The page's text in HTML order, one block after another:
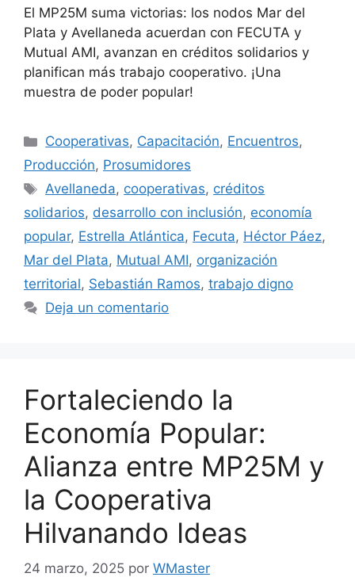
El MP25M suma victorias: los nodos Mar del
Plata y Avellaneda acuerdan con FECUTA y
Mutual AMI, avanzan en créditos solidarios y
planifican más trabajo cooperativo. ¡Una
muestra de poder popular!
Cooperativas, Capacitación, Encuentros,
Producción, Prosumidores
Avellaneda, cooperativas, créditos
solidarios, desarrollo con inclusión, economía
popular, Estrella Atlántica, Fecuta, Héctor Páez,
Mar del Plata, Mutual AMI, organización
territorial, Sebastián Ramos, trabajo digno
Deja un comentario
Fortaleciendo la
Economía Popular:
Alianza entre MP25M y
la Cooperativa
Hilvanando Ideas
24 marzo, 2025 por WMaster